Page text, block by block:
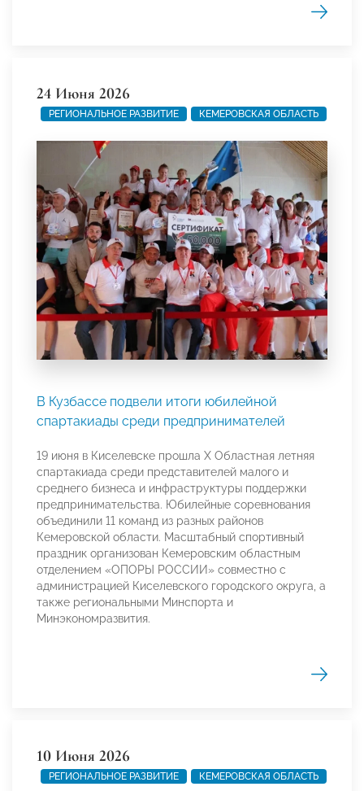
24 Июня 2026
РЕГИОНАЛЬНОЕ РАЗВИТИЕ КЕМЕРОВСКАЯ ОБЛАСТЬ
В Кузбассе подвели итоги юбилейной
спартакиады среди предпринимателей
19 июня в Киселевске прошла X Областная летняя
спартакиада среди представителей малого и
среднего бизнеса и инфраструктуры поддержки
предпринимательства. Юбилейные соревнования
объединили 11 команд из разных районов
Кемеровской области. Масштабный спортивный
праздник организован Кемеровским областным
отделением «ОПОРЫ РОССИИ» совместно с
администрацией Киселевского городского округа, а
также региональными Минспорта и
Минэкономразвития.
10 Июня 2026
РЕГИОНАЛЬНОЕ РАЗВИТИЕ КЕМЕРОВСКАЯ ОБЛАСТЬ